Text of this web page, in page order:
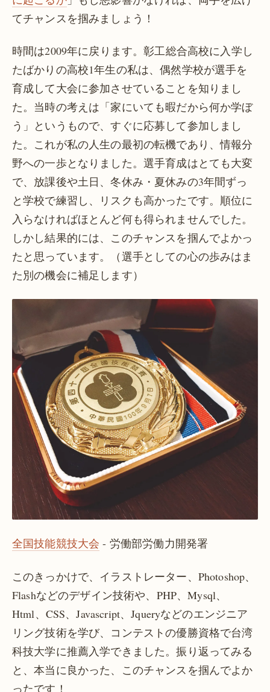
てチャンスを掴みましょう！
時間は2009年に戻ります。彰工総合高校に入学し
たばかりの高校1年生の私は、偶然学校が選手を
育成して大会に参加させていることを知りまし
た。当時の考えは「家にいても暇だから何か学ぼ
う」というもので、すぐに応募して参加しまし
た。これが私の人生の最初の転機であり、情報分
野への一歩となりました。選手育成はとても大変
で、放課後や土日、冬休み・夏休みの3年間ずっ
と学校で練習し、リスクも高かったです。順位に
入らなければほとんど何も得られませんでした。
しかし結果的には、このチャンスを掴んでよかっ
たと思っています。（選手としての心の歩みはま
た別の機会に補足します）
全国技能競技大会 - 労働部労働力開発署
このきっかけで、イラストレーター、Photoshop、
Flashなどのデザイン技術や、PHP、Mysql、
Html、CSS、Javascript、Jqueryなどのエンジニア
リング技術を学び、コンテストの優勝資格で台湾
科技大学に推薦入学できました。振り返ってみる
と、本当に良かった、このチャンスを掴んでよか
ったです！